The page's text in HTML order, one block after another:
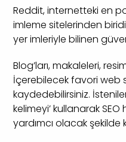
Reddit, internetteki en
imleme sitelerinden
yer imleriyle bilinen
Blog’ları, makaleleri,
İçerebilecek favori web
kaydedebilirsiniz.
kelimeyi’ kullanarak
yardımcı olacak şekilde